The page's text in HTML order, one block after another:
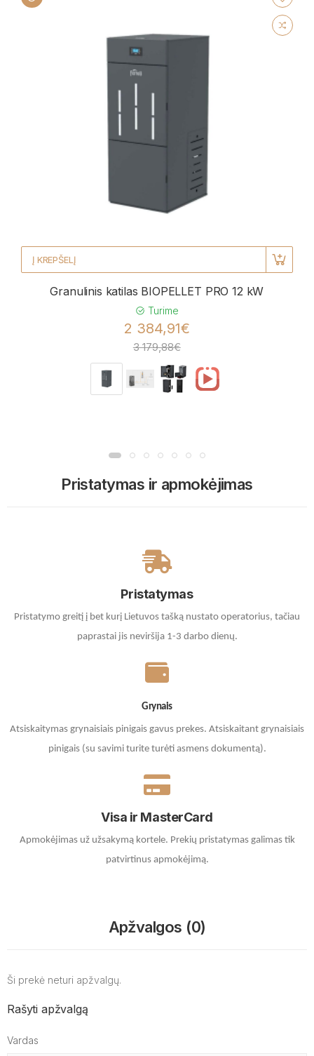
Į KREPŠELĮ
Granulinis katilas BIOPELLET PRO 12 kW
Turime
2 384,91€
3 179,88€
Pristatymas ir apmokėjimas
Pristatymas
Pristatymo greitį į bet kurį Lietuvos tašką nustato operatorius, tačiau
paprastai jis neviršija 1-3 darbo dienų.
Grynais
Atsiskaitymas grynaisiais pinigais gavus prekes. Atsiskaitant grynaisiais
pinigais (su savimi turite turėti asmens dokumentą).
Visa ir MasterCard
Apmokėjimas už užsakymą kortele. Prekių pristatymas galimas tik
patvirtinus apmokėjimą.
Apžvalgos (0)
Ši prekė neturi apžvalgų.
Rašyti apžvalgą
Vardas